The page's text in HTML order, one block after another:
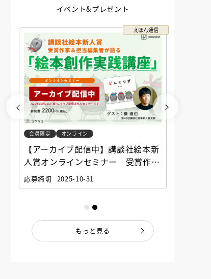
イベント&プレゼント
えほん通信
会員限定 オンライン
【アーカイブ配信中】講談社絵本新
人賞オンラインセミナー 受賞作家
と担当編集者が語る「絵本創作実践
講座」
応募締切 2025-10-31
もっと見る